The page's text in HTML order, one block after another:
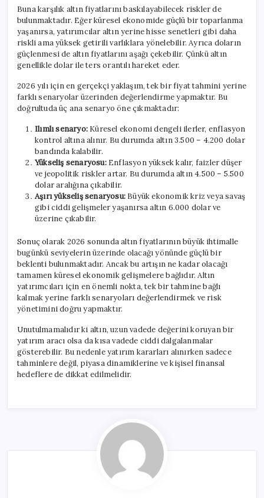
Buna karşılık altın fiyatlarını baskılayabilecek riskler de
bulunmaktadır. Eğer küresel ekonomide güçlü bir toparlanma
yaşanırsa, yatırımcılar altın yerine hisse senetleri gibi daha
riskli ama yüksek getirili varlıklara yönelebilir. Ayrıca doların
güçlenmesi de altın fiyatlarını aşağı çekebilir. Çünkü altın
genellikle dolar ile ters orantılı hareket eder.
2026 yılı için en gerçekçi yaklaşım, tek bir fiyat tahmini yerine
farklı senaryolar üzerinden değerlendirme yapmaktır. Bu
doğrultuda üç ana senaryo öne çıkmaktadır:
Ilımlı senaryo: Küresel ekonomi dengeli ilerler, enflasyon
kontrol altına alınır. Bu durumda altın 3.500 – 4.200 dolar
bandında kalabilir.
Yükseliş senaryosu:Enflasyon yüksek kalır, faizler düşer
ve jeopolitik riskler artar. Bu durumda altın 4.500 – 5.500
dolar aralığına çıkabilir.
Aşırı yükseliş senaryosu: Büyük ekonomik kriz veya savaş
gibi ciddi gelişmeler yaşanırsa altın 6.000 dolar ve
üzerine çıkabilir.
Sonuç olarak 2026 sonunda altın fiyatlarının büyük ihtimalle
bugünkü seviyelerin üzerinde olacağı yönünde güçlü bir
beklenti bulunmaktadır. Ancak bu artışın ne kadar olacağı
tamamen küresel ekonomik gelişmelere bağlıdır. Altın
yatırımcıları için en önemli nokta, tek bir tahmine bağlı
kalmak yerine farklı senaryoları değerlendirmek ve risk
yönetimini doğru yapmaktır.
Unutulmamalıdır ki altın, uzun vadede değerini koruyan bir
yatırım aracı olsa da kısa vadede ciddi dalgalanmalar
gösterebilir. Bu nedenle yatırım kararları alınırken sadece
tahminlere değil, piyasa dinamiklerine ve kişisel finansal
hedeflere de dikkat edilmelidir.